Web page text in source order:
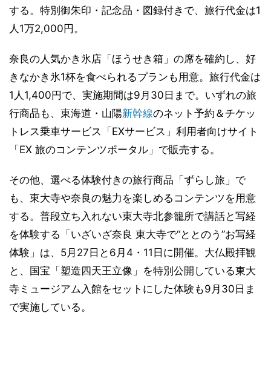
する。特別御朱印・記念品・図録付きで、旅行代金は1
人1万2,000円。
奈良の人気かき氷店「ほうせき箱」の席を確約し、好
きなかき氷1杯を食べられるプランも用意。旅行代金は
1人1,400円で、実施期間は9月30日まで。いずれの旅
行商品も、東海道・山陽新幹線のネット予約＆チケッ
トレス乗車サービス「EXサービス」利用者向けサイト
「EX 旅のコンテンツポータル」で販売する。
その他、選べる体験付きの旅行商品「ずらし旅」で
も、東大寺や奈良の魅力を楽しめるコンテンツを用意
する。普段立ち入れない東大寺北参籠所で講話と写経
を体験する「いざいざ奈良 東大寺で“ととのう”お写経
体験」は、5月27日と6月4・11日に開催。大仏殿拝観
と、国宝「塑造四天王立像」を特別公開している東大
寺ミュージアム入館をセットにした体験も9月30日ま
で実施している。